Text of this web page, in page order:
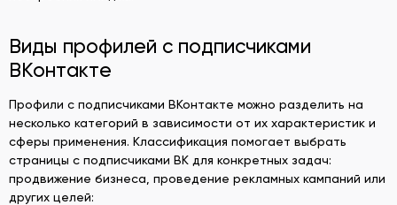
Виды профилей с подписчиками
ВКонтакте
Профили с подписчиками ВКонтакте можно разделить на
несколько категорий в зависимости от их характеристик и
сферы применения. Классификация помогает выбрать
страницы с подписчиками ВК для конкретных задач:
продвижение бизнеса, проведение рекламных кампаний или
других целей: